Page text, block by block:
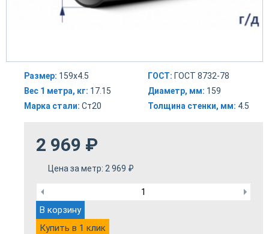
Размер: 159х4.5
Вес 1 метра, кг: 17.15
Марка стали: Ст20
ГОСТ: ГОСТ 8732-78
Диаметр, мм: 159
Толщина стенки, мм: 4.5
2 969 ₽
Цена за метр: 2 969 ₽
В корзину
Купить в 1 клик